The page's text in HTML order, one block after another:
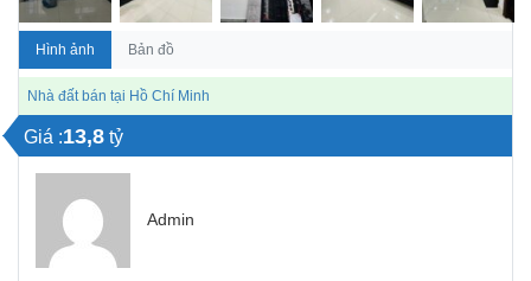
Hình ảnh Bản đồ
Nhà đất bán tại Hồ Chí Minh
Giá :13,8 tỷ
Admin